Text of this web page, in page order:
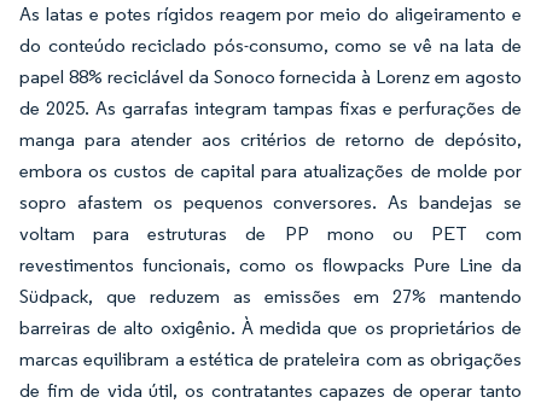
As latas e potes rígidos reagem por meio do aligeiramento e
do conteúdo reciclado pós-consumo, como se vê na lata de
papel 88% reciclável da Sonoco fornecida à Lorenz em agosto
de 2025. As garrafas integram tampas fixas e perfurações de
manga para atender aos critérios de retorno de depósito,
embora os custos de capital para atualizações de molde por
sopro afastem os pequenos conversores. As bandejas se
voltam para estruturas de PP mono ou PET com
revestimentos funcionais, como os flowpacks Pure Line da
Südpack, que reduzem as emissões em 27% mantendo
barreiras de alto oxigênio. À medida que os proprietários de
marcas equilibram a estética de prateleira com as obrigações
de fim de vida útil, os contratantes capazes de operar tanto